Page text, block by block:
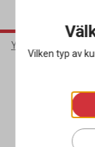
Yrkeskläder & Skydd
Vilken typ av